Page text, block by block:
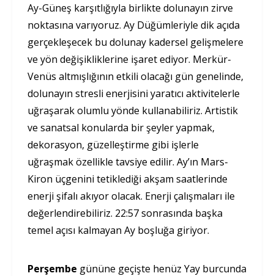
Ay-Güneş karşıtlığıyla birlikte dolunayın zirve
noktasına varıyoruz. Ay Düğümleriyle dik açıda
gerçekleşecek bu dolunay kadersel gelişmelere
ve yön değişikliklerine işaret ediyor. Merkür-
Venüs altmışlığının etkili olacağı gün genelinde,
dolunayın stresli enerjisini yaratıcı aktivitelerle
uğraşarak olumlu yönde kullanabiliriz. Artistik
ve sanatsal konularda bir şeyler yapmak,
dekorasyon, güzelleştirme gibi işlerle
uğraşmak özellikle tavsiye edilir. Ay’ın Mars-
Kiron üçgenini tetiklediği akşam saatlerinde
enerji şifalı akıyor olacak. Enerji çalışmaları ile
değerlendirebiliriz. 22:57 sonrasında başka
temel açısı kalmayan Ay boşluğa giriyor.
Perşembe gününe geçişte henüz Yay burcunda